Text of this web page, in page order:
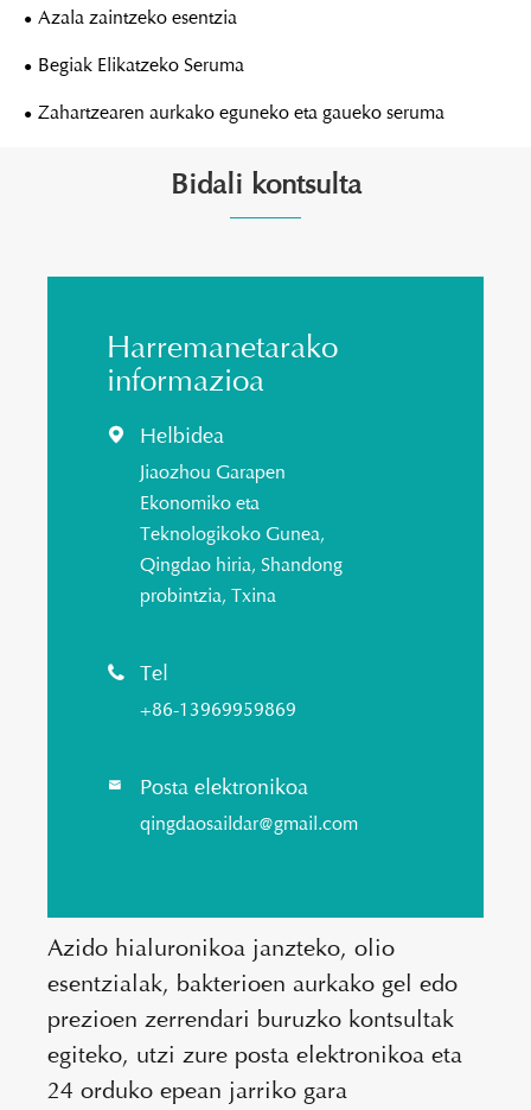
Azala zaintzeko esentzia
Begiak Elikatzeko Seruma
Zahartzearen aurkako eguneko eta gaueko seruma
Bidali kontsulta
Harremanetarako
informazioa
 Helbidea
Jiaozhou Garapen
Ekonomiko eta
Teknologikoko Gunea,
Qingdao hiria, Shandong
probintzia, Txina
 Tel
+86-13969959869
 Posta elektronikoa
qingdaosaildar@gmail.com
Azido hialuronikoa janzteko, olio
esentzialak, bakterioen aurkako gel edo
prezioen zerrendari buruzko kontsultak
egiteko, utzi zure posta elektronikoa eta
24 orduko epean jarriko gara